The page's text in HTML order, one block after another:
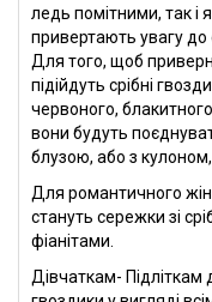
ледь помітними, так
привертають увагу до
Для того, щоб
підійдуть срібні
червоного,
вони будуть
блузою, або з
Для романтичного
стануть сережки зі
фіанітами.
Дівчаткам-